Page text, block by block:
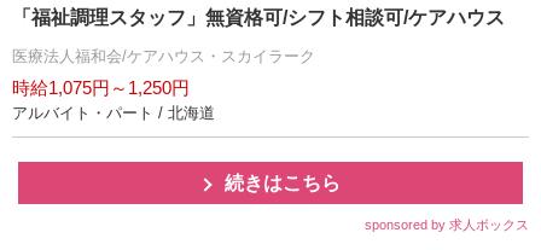
「福祉調理スタッフ」無資格可/シフト相談可/ケアハウス
医療法人福和会/ケアハウス・スカイラーク
時給1,075円～1,250円
アルバイト・パート / 北海道
続きはこちら
sponsored by 求人ボックス